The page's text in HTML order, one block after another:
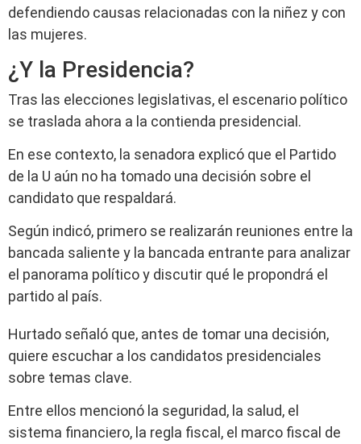
defendiendo causas relacionadas con la niñez y con
las mujeres.
¿Y la Presidencia?
Tras las elecciones legislativas, el escenario político
se traslada ahora a la contienda presidencial.
En ese contexto, la senadora explicó que el Partido
de la U aún no ha tomado una decisión sobre el
candidato que respaldará.
Según indicó, primero se realizarán reuniones entre la
bancada saliente y la bancada entrante para analizar
el panorama político y discutir qué le propondrá el
partido al país.
Hurtado señaló que, antes de tomar una decisión,
quiere escuchar a los candidatos presidenciales
sobre temas clave.
Entre ellos mencionó la seguridad, la salud, el
sistema financiero, la regla fiscal, el marco fiscal de